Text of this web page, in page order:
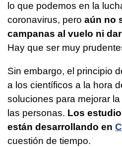
lo que podemos en la
coronavirus, pero aún no
campanas al vuelo ni
Hay que ser muy
Sin embargo, el principio
a los científicos a la hora
soluciones para mejorar
las personas. Los
están desarrollando en
cuestión de tiempo.